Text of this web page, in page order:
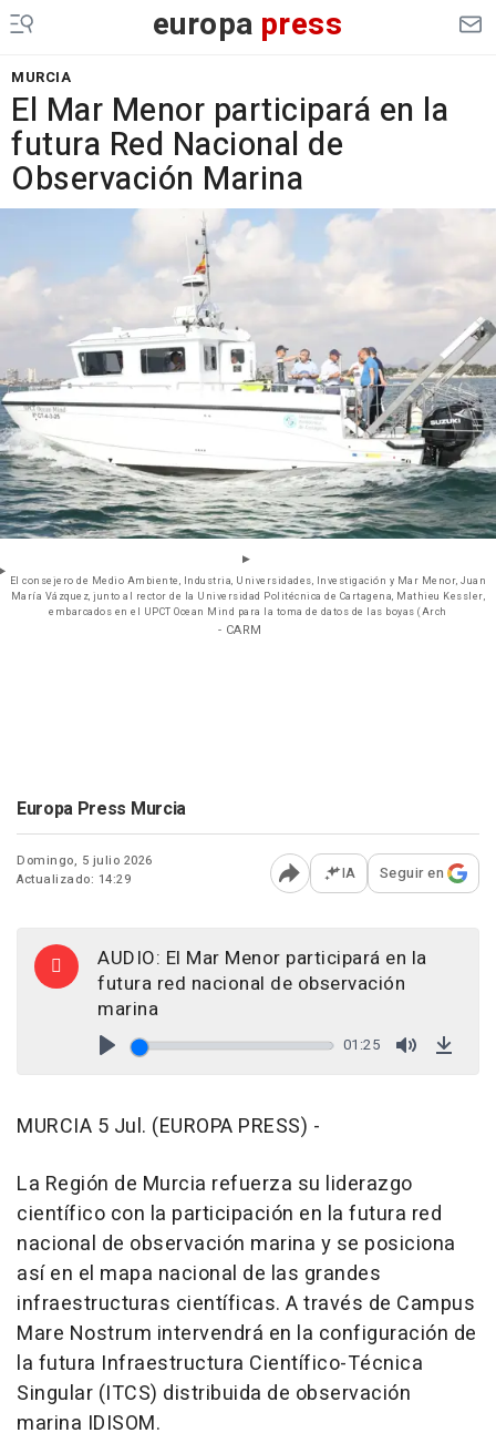
europa press
MURCIA
El Mar Menor participará en la
futura Red Nacional de
Observación Marina
El consejero de Medio Ambiente, Industria, Universidades, Investigación y Mar Menor, Juan
María Vázquez, junto al rector de la Universidad Politécnica de Cartagena, Mathieu Kessler,
embarcados en el UPCT Ocean Mind para la toma de datos de las boyas (Arch
- CARM
Europa Press Murcia
Domingo, 5 julio 2026
Actualizado: 14:29
Abrir opciones para
IA Seguir en
AUDIO: El Mar Menor participará en la
futura red nacional de observación
marina
01:25
MURCIA 5 Jul. (EUROPA PRESS) -
La Región de Murcia refuerza su liderazgo
científico con la participación en la futura red
nacional de observación marina y se posiciona
así en el mapa nacional de las grandes
infraestructuras científicas. A través de Campus
Mare Nostrum intervendrá en la configuración de
la futura Infraestructura Científico-Técnica
Singular (ITCS) distribuida de observación
marina IDISOM.